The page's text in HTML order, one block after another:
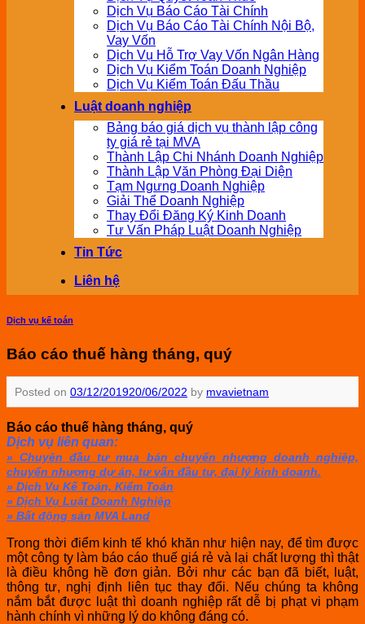
Dịch Vụ Báo Cáo Tài Chính
Dịch Vụ Báo Cáo Tài Chính Nội Bộ,
Vay Vốn
Dịch Vụ Hỗ Trợ Vay Vốn Ngân Hàng
Dịch Vụ Kiểm Toán Doanh Nghiệp
Dịch Vụ Kiểm Toán Đấu Thầu
Luật doanh nghiệp
Bảng báo giá dịch vụ thành lập công
ty giá rẻ tại MVA
Thành Lập Chi Nhánh Doanh Nghiệp
Thành Lập Văn Phòng Đại Diện
Tạm Ngưng Doanh Nghiệp
Giải Thể Doanh Nghiệp
Thay Đổi Đăng Ký Kinh Doanh
Tư Vấn Pháp Luật Doanh Nghiệp
Tin Tức
Liên hệ
Dịch vụ kế toán
Báo cáo thuế hàng tháng, quý
Posted on 03/12/201920/06/2022 by mvavietnam
Báo cáo thuế hàng tháng, quý
Dịch vụ liên quan:
» Chuyên đầu tư mua bán chuyển nhượng doanh nghiệp,
chuyển nhượng dự án, tư vấn đầu tư, đại lý kinh doanh.
» Dịch Vụ Kế Toán, Kiểm Toán
» Dịch Vụ Luật Doanh Nghiệp
» Bất động sản MVA Land
Trong thời điểm kinh tế khó khăn như hiện nay, để tìm được
một công ty làm báo cáo thuế giá rẻ và lại chất lượng thì thật
là điều không hề đơn giản. Bởi như các bạn đã biết, luật,
thông tư, nghị định liên tục thay đổi. Nếu chúng ta không
nắm bắt được luật thì doanh nghiệp rất dễ bị phạt vi phạm
hành chính vì những lý do không đáng có.